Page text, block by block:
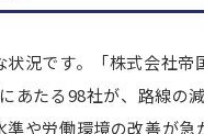
況です。「株式会社
あたる98社が、路線の
や労働環境の改善が